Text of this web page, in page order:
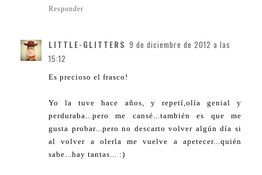
Responder
LITTLE-GLITTERS 9 de diciembre de 2012 a las
15:12
Es precioso el frasco!
Yo la tuve hace años, y repetí,olía genial y
perduraba...pero me cansé...también es que me
gusta probar...pero no descarto volver algún día si
al volver a olerla me vuelve a apetecer...quién
sabe...hay tantas... :)